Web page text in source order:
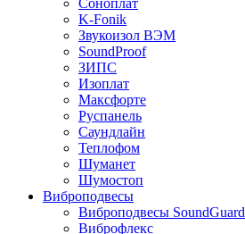
K-Fonik
Звукоизол ВЭМ
SoundProof
ЗИПС
Изоплат
Максфорте
Руспанель
Саундлайн
Теплофом
Шуманет
Шумостоп
Виброподвесы
Виброподвесы SoundGuard
Виброфлекс